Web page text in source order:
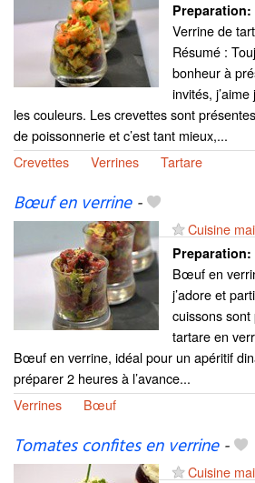
Preparation:
Verrine de
Résumé :
bonheur à
invités,
les couleurs. Les crevettes sont
de poissonnerie et c’est tant mieux,...
Crevettes
Verrines Tartare
Bœuf en verrine-
Cuisine
Preparation:
Bœuf en
j’adore et
cuissons
tartare en
Bœuf en verrine, idéal pour un apéritif
préparer 2 heures à l’avance...
Verrines
Bœuf
Tomates confites en verrine-
Cuisine